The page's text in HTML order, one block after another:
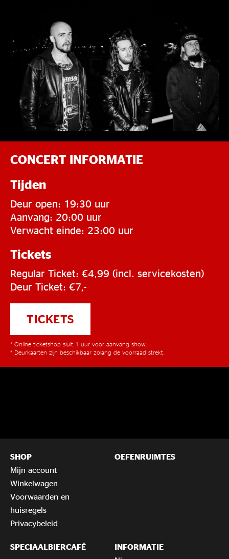
CONCERT INFORMATIE
Tijden
Deur open: 19:30 uur
Aanvang: 20:00 uur
Verwacht einde: 23:00 uur
Tickets
Regular Ticket: €4,99 (incl. servicekosten)
Deur Ticket: €7,-
TICKETS
* Online ticketshop sluit 1 uur voor aanvang show.
* Deurkaarten zijn beschikbaar zolang de voorraad strekt.
SHOP
Mijn account
Winkelwagen
Voorwaarden en
huisregels
Privacybeleid
OEFENRUIMTES
SPECIAALBIERCAFÉ
INFORMATIE